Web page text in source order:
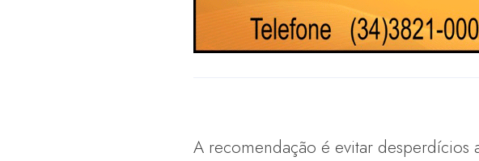
A recomendação é evitar desperdícios